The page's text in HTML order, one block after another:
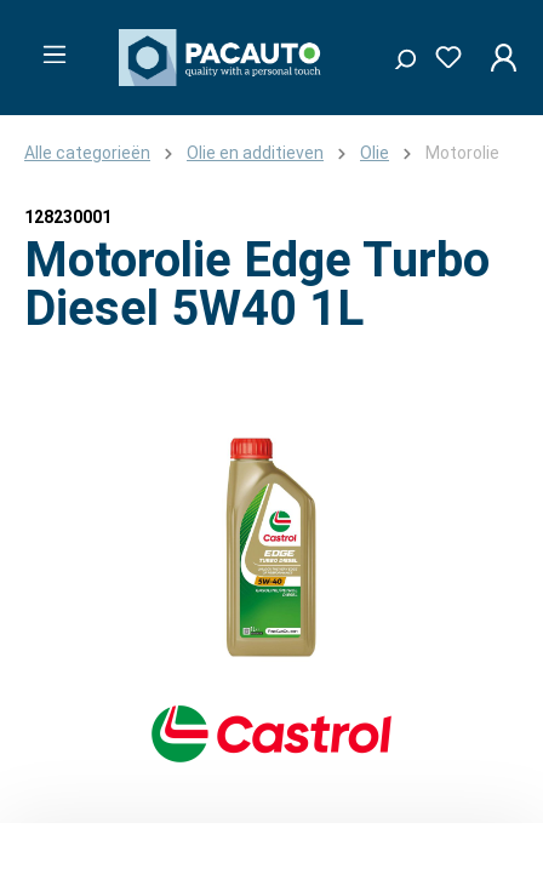
Alle categorieën Olie en additieven Olie Motorolie
128230001
Motorolie Edge Turbo
Diesel 5W40 1L